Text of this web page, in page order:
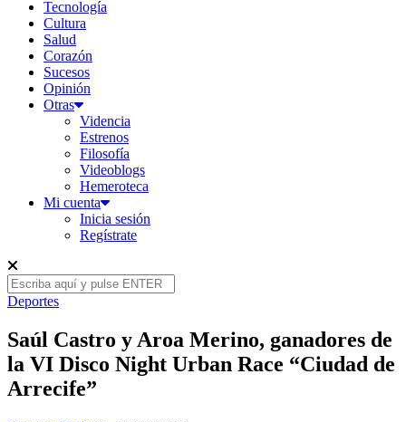
Tecnología
Cultura
Salud
Corazón
Sucesos
Opinión
Otras
Videncia
Estrenos
Filosofía
Videoblogs
Hemeroteca
Mi cuenta
Inicia sesión
Regístrate
Deportes
Saúl Castro y Aroa Merino, ganadores de
la VI Disco Night Urban Race “Ciudad de
Arrecife”